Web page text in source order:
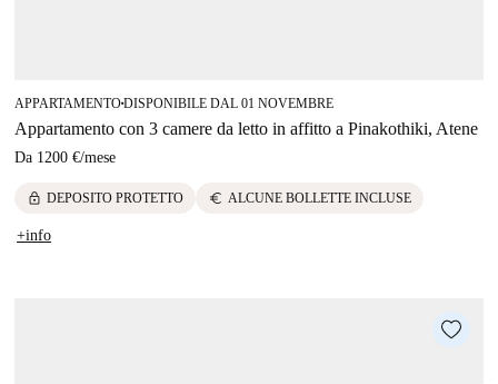
APPARTAMENTO■DISPONIBILE DAL 01 NOVEMBRE
Appartamento con 3 camere da letto in affitto a Pinakothiki, Atene
Da 1200 €/mese
lock DEPOSITO PROTETTO euro ALCUNE BOLLETTE INCLUSE
+info